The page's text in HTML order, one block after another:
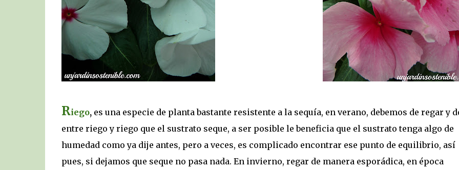
Riego,es una especie de planta bastante resistente a la sequía, en verano, debemos de regar y
entre riego y riego que el sustrato seque, a ser posible le beneficia que el sustrato tenga algo de
humedad como ya dije antes, pero a veces, es complicado encontrar ese punto de equilibrio, así
pues, si dejamos que seque no pasa nada. En invierno, regar de manera esporádica, en época